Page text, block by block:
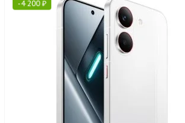
-4 200₽